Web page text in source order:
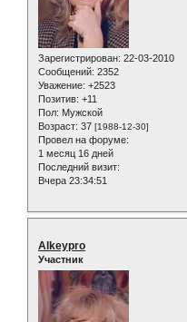
Зарегистрирован: 22-03-2010
Сообщений: 2352
Уважение: +2523
Позитив: +11
Пол: Мужской
Возраст: 37 [1988-12-30]
Провел на форуме:
1 месяц 16 дней
Последний визит:
Вчера 23:34:51
Alkeypro
Участник